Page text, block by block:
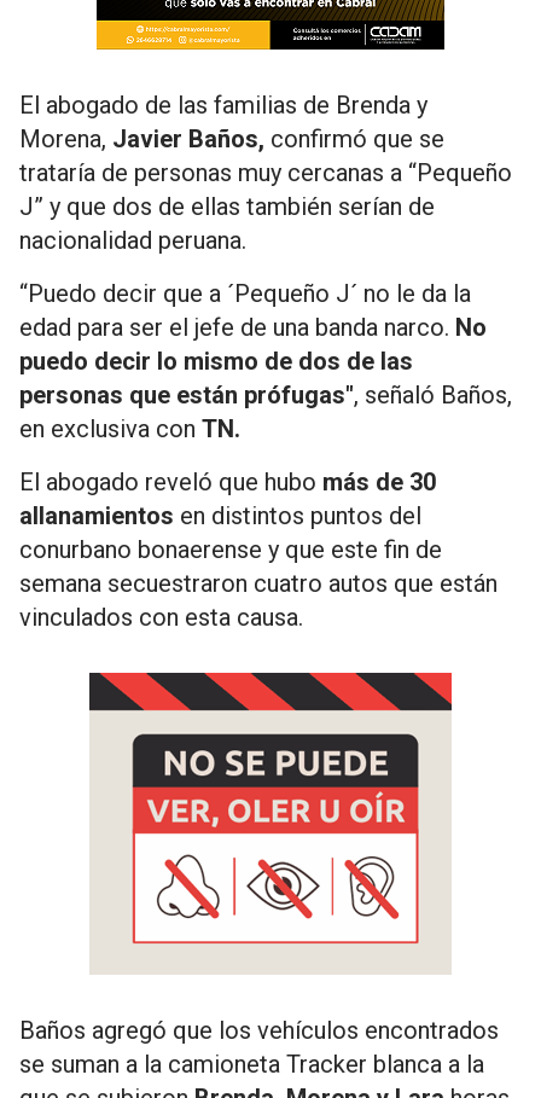
El abogado de las familias de Brenda y
Morena, Javier Baños, confirmó que se
trataría de personas muy cercanas a “Pequeño
J” y que dos de ellas también serían de
nacionalidad peruana.
“Puedo decir que a ´Pequeño J´ no le da la
edad para ser el jefe de una banda narco. No
puedo decir lo mismo de dos de las
personas que están prófugas", señaló Baños,
en exclusiva con TN.
El abogado reveló que hubo más de 30
allanamientos en distintos puntos del
conurbano bonaerense y que este fin de
semana secuestraron cuatro autos que están
vinculados con esta causa.
Baños agregó que los vehículos encontrados
se suman a la camioneta Tracker blanca a la